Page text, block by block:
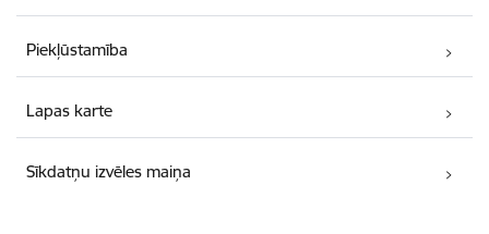
Piekļūstamība
Lapas karte
Sīkdatņu izvēles maiņa